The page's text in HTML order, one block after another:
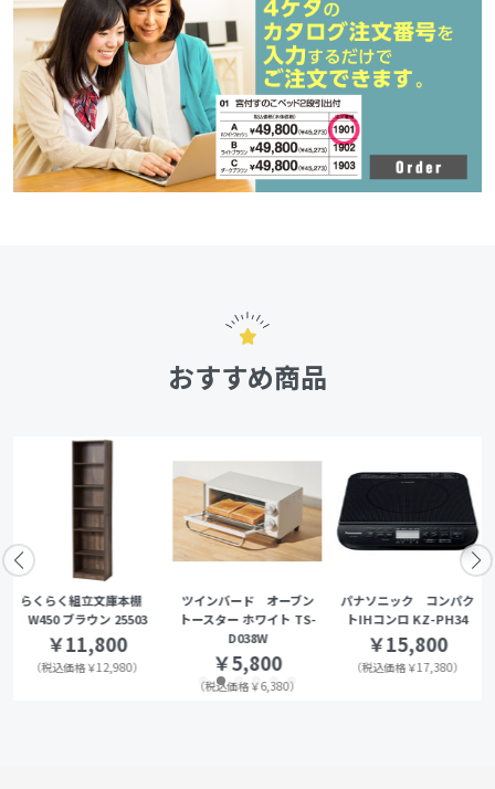
おすすめ商品
らくらく組立文庫本棚
W450 ブラウン 25503
￥11,800
（税込価格￥12,980）
ツインバード オーブン
トースター ホワイト TS-
D038W
￥5,800
（税込価格￥6,380）
パナソニック コンパク
トIHコンロ KZ-PH34
￥15,800
（税込価格￥17,380）